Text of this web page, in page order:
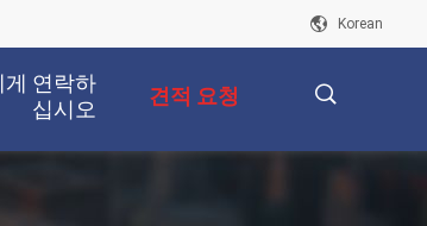
Korean
게 연락하
십시오
견적 요청